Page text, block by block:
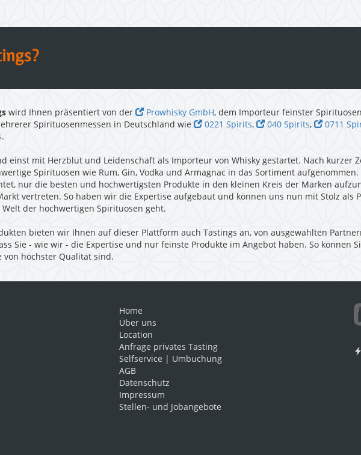
wird Ihnen präsentiert von der Prowhisky GmbH, dem Importeur feinster
Spirituosenmessen in Deutschland wie
0221 Spirits, 040 Spirits, 0711
.
einst mit Herzblut und Leidenschaft als Importeur von Whisky gestartet. Nach kurzer
Spirituosen wie Rum, Gin, Vodka und Armagnac in das Sortiment aufgenommen.
nur die besten und hochwertigsten Produkte in den kleinen Kreis der Marken
vertreten. So haben wir die Expertise aufgebaut und können uns nun mit Stolz als
der hochwertigen Spirituosen geht.
bieten wir Ihnen auf dieser Plattform auch Tastings an, von ausgewählten
Sie - wie wir - die Expertise und nur feinste Produkte im Angebot haben. So können
von höchster Qualität sind.
Home
Über uns
Location
Anfrage privates Tasting
Selfservice | Umbuchung
AGB
Datenschutz
Impressum
Stellen- und Jobangebote